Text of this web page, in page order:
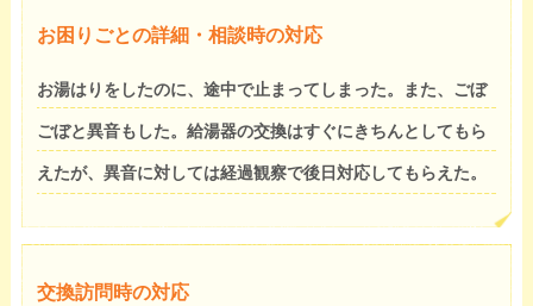
お困りごとの詳細・相談時の対応
お湯はりをしたのに、途中で止まってしまった。また、ごぼ
ごぼと異音もした。給湯器の交換はすぐにきちんとしてもら
えたが、異音に対しては経過観察で後日対応してもらえた。
交換訪問時の対応